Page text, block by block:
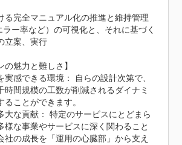
る完全マニュアル化の推進と維持管理
ラー率など）の可視化と、それに基づく
立案、実行
の魅力と難しさ】
実感できる環境： 自らの設計次第で、
時間規模の工数が削減されるダイナミ
ることができます。
大な貢献： 特定のサービスにとどまら
様な事業やサービスに深く関わること
社の成長を「運用の心臓部」から支え